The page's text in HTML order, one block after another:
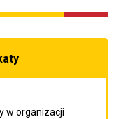
w organizacji